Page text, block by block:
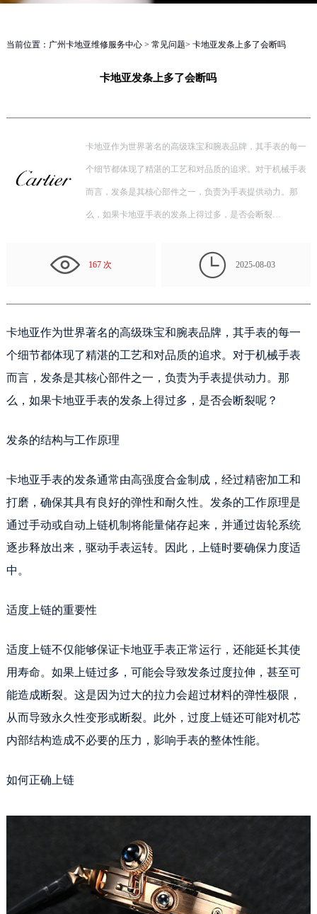
当前位置： 广州卡地亚维修服务中心> 常见问题> 卡地亚发条上多了会断吗
卡地亚发条上多了会断吗
卡地亚作为世界著名的高级珠宝和腕表品牌，其手表的每一
个细节都体现了精湛的工艺和对品质的追求。对于机械手表
而言，发条是其核心部件之一，负责为手表提供动力。那
么，如果卡地亚手表的发条上得过多，是否会断裂…
167 次  2025-08-03
卡地亚作为世界著名的高级珠宝和腕表品牌，其手表的每一
个细节都体现了精湛的工艺和对品质的追求。对于机械手表
而言，发条是其核心部件之一，负责为手表提供动力。那
么，如果卡地亚手表的发条上得过多，是否会断裂呢？
发条的结构与工作原理
卡地亚手表的发条通常由高强度合金制成，经过精密加工和
打磨，确保其具有良好的弹性和耐久性。发条的工作原理是
通过手动或自动上链机制将能量储存起来，并通过齿轮系统
逐步释放出来，驱动手表运转。因此，上链时要确保力度适
中。
适度上链的重要性
适度上链不仅能够保证卡地亚手表正常运行，还能延长其使
用寿命。如果上链过多，可能会导致发条过度拉伸，甚至可
能造成断裂。这是因为过大的拉力会超过材料的弹性极限，
从而导致永久性变形或断裂。此外，过度上链还可能对机芯
内部结构造成不必要的压力，影响手表的整体性能。
如何正确上链